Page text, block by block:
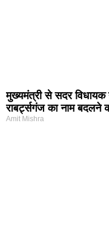
मुख्यमंत्री से सदर विधायक
राबर्ट्सगंज का नाम बदलने
Amit Mishra